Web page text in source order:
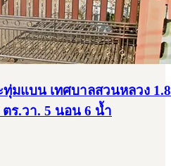
มแบน เทศบาลสวนหลวง
ร.วา. 5 นอน 6 น้ำ